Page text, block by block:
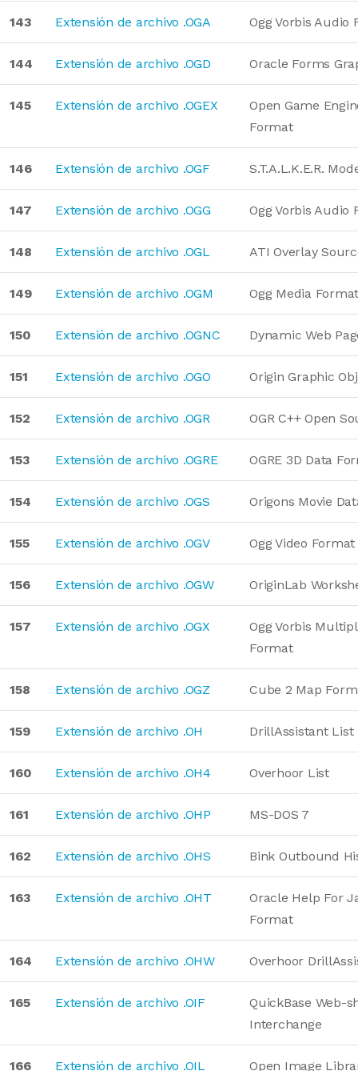
143 Extensión de archivo .OGA Ogg Vorbis Audio
144 Extensión de archivo .OGD Oracle Forms
145 Extensión de archivo .OGEX
Open Game
Format
146 Extensión de archivo .OGF S.T.A.L.K.E.R.
147 Extensión de archivo .OGG Ogg Vorbis Audio
148 Extensión de archivo .OGL ATI Overlay
149 Extensión de archivo .OGM Ogg Media
150 Extensión de archivo .OGNC Dynamic Web
151 Extensión de archivo .OGO Origin Graphic
152 Extensión de archivo .OGR OGR C++ Open
153 Extensión de archivo .OGRE OGRE 3D Data
154 Extensión de archivo .OGS Origons Movie
155 Extensión de archivo .OGV Ogg Video Format
156 Extensión de archivo .OGW OriginLab
157 Extensión de archivo .OGX
Ogg Vorbis
Format
158 Extensión de archivo .OGZ Cube 2 Map
159 Extensión de archivo .OH DrillAssistant List
160 Extensión de archivo .OH4 Overhoor List
161 Extensión de archivo .OHP MS-DOS 7
162 Extensión de archivo .OHS Bink Outbound
163 Extensión de archivo .OHT
Oracle Help For
Format
164 Extensión de archivo .OHW Overhoor
165 Extensión de archivo .OIF
QuickBase Web-
Interchange
166 Extensión de archivo .OIL Open Image